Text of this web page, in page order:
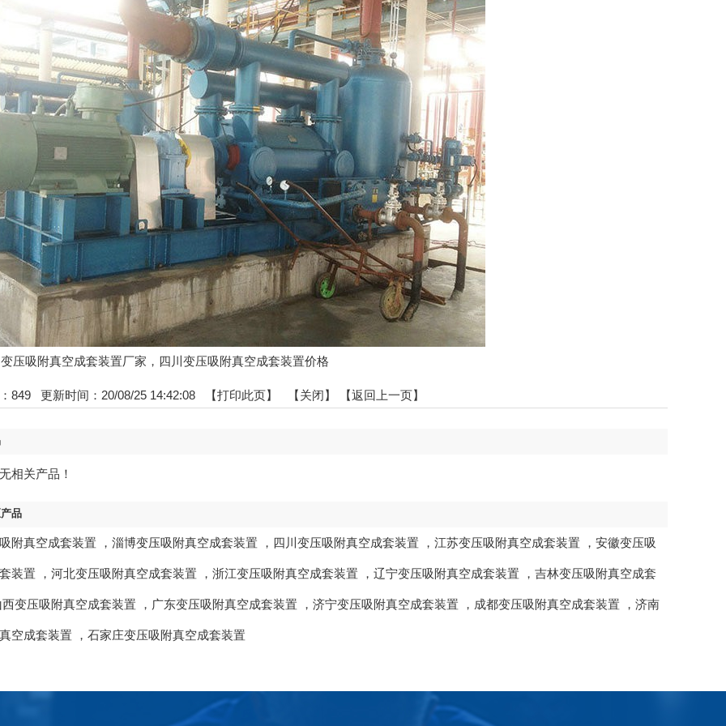
压吸附真空成套装置厂家，四川变压吸附真空成套装置价格
849 更新时间：20/08/25 14:42:08 【打印此页】 【关闭】 【返回上一页】
相关产品！
品
附真空成套装置 ， 淄博变压吸附真空成套装置 ， 四川变压吸附真空成套装置 ， 江苏变压吸附真空成套装置 ， 安徽变压吸
装置 ， 河北变压吸附真空成套装置 ， 浙江变压吸附真空成套装置 ， 辽宁变压吸附真空成套装置 ， 吉林变压吸附真空成套
西变压吸附真空成套装置 ， 广东变压吸附真空成套装置 ， 济宁变压吸附真空成套装置 ， 成都变压吸附真空成套装置 ， 济南
空成套装置 ， 石家庄变压吸附真空成套装置